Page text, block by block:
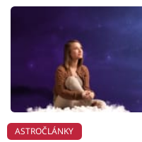
ASTROČLÁNKY